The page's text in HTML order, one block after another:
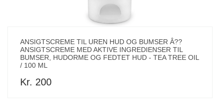
ANSIGTSCREME TIL UREN HUD OG BUMSER Â??
ANSIGTSCREME MED AKTIVE INGREDIENSER TIL
BUMSER, HUDORME OG FEDTET HUD - TEA TREE OIL
/ 100 ML
Kr. 200